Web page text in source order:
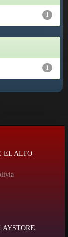
1
1
EL ALTO